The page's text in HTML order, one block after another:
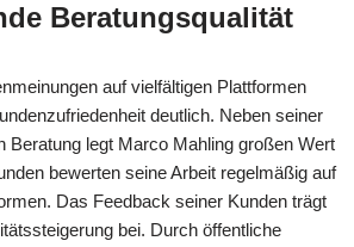
Beratungsqualität
auf vielfältigen Plattformen
deutlich. Neben seiner
Beratung legt Marco Mahling großen Wert
bewerten seine Arbeit regelmäßig auf
Das Feedback seiner Kunden trägt
bei. Durch öffentliche